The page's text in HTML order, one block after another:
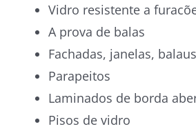
Vidro resistente a
A prova de balas
Fachadas, janelas,
Parapeitos
Laminados de borda
Pisos de vidro